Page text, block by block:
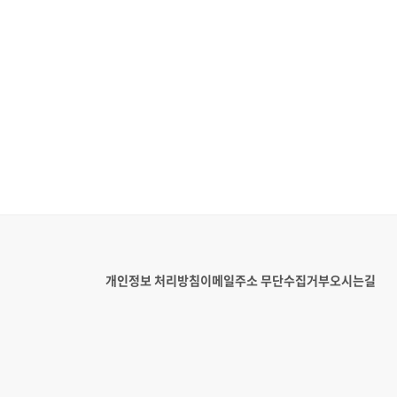
개인정보 처리방침이메일주소 무단수집거부오시는길